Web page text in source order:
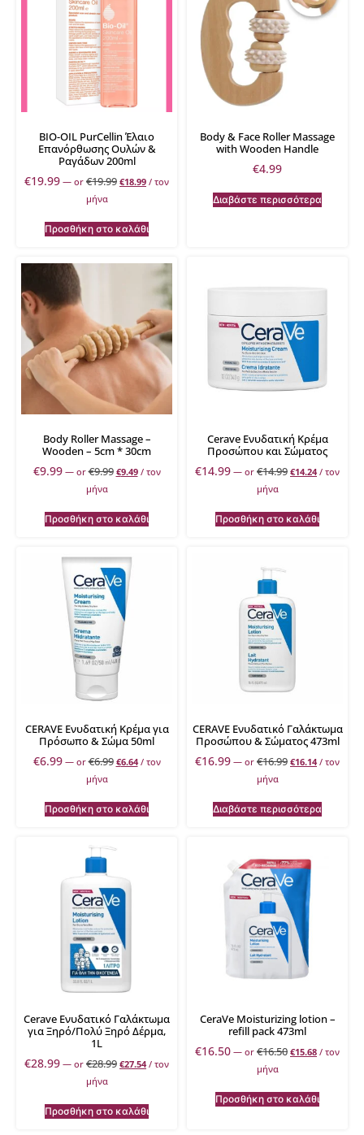
BIO-OIL PurCellin Έλαιο
Επανόρθωσης Ουλών &
Ραγάδων 200ml
€19.99 — or €19.99 €18.99 / τον
μήνα
Προσθήκη στο καλάθι
Body & Face Roller Massage
with Wooden Handle
€4.99
Διαβάστε περισσότερα
Body Roller Massage –
Wooden – 5cm * 30cm
€9.99 —or€9.99 €9.49 / τον
μήνα
Προσθήκη στο καλάθι
Cerave Ενυδατική Κρέμα
Προσώπου και Σώματος
€14.99 — or €14.99 €14.24 / τον
μήνα
Προσθήκη στο καλάθι
CERAVE Ενυδατική Κρέμα για
Πρόσωπο & Σώμα 50ml
€6.99 —or€6.99 €6.64 / τον
μήνα
Προσθήκη στο καλάθι
CERAVE Ενυδατικό Γαλάκτωμα
Προσώπου & Σώματος 473ml
€16.99 — or €16.99 €16.14 / τον
μήνα
Διαβάστε περισσότερα
Cerave Ενυδατικό Γαλάκτωμα
για Ξηρό/Πολύ Ξηρό Δέρμα,
1L
€28.99 — or €28.99 €27.54 / τον
μήνα
Προσθήκη στο καλάθι
CeraVe Moisturizing lotion –
refill pack 473ml
€16.50 — or €16.50 €15.68 / τον
μήνα
Προσθήκη στο καλάθι